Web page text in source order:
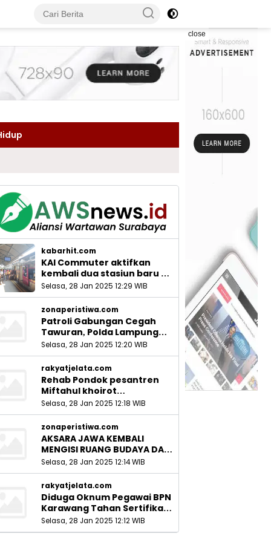
close
kabarhit.com
KAI Commuter aktifkan
kembali dua stasiun baru di
Sidoarjo_
Selasa, 28 Jan 2025 12:29 WIB
zonaperistiwa.com
Patroli Gabungan Cegah
Tawuran, Polda Lampung
Ingatkan Peran Orang Tua
Selasa, 28 Jan 2025 12:20 WIB
rakyatjelata.com
Rehab Pondok pesantren
Miftahul khoirot
Meninggalkan Hutang Ke
Material, Mantan Kadis PUPR
Harus Bertanggung Jawab
Selasa, 28 Jan 2025 12:18 WIB
zonaperistiwa.com
AKSARA JAWA KEMBALI
MENGISI RUANG BUDAYA DAN
SITUS LELUHUR NUSANTARA
Selasa, 28 Jan 2025 12:14 WIB
rakyatjelata.com
Diduga Oknum Pegawai BPN
Karawang Tahan Sertifikat
Pemohon PTSL
Selasa, 28 Jan 2025 12:12 WIB